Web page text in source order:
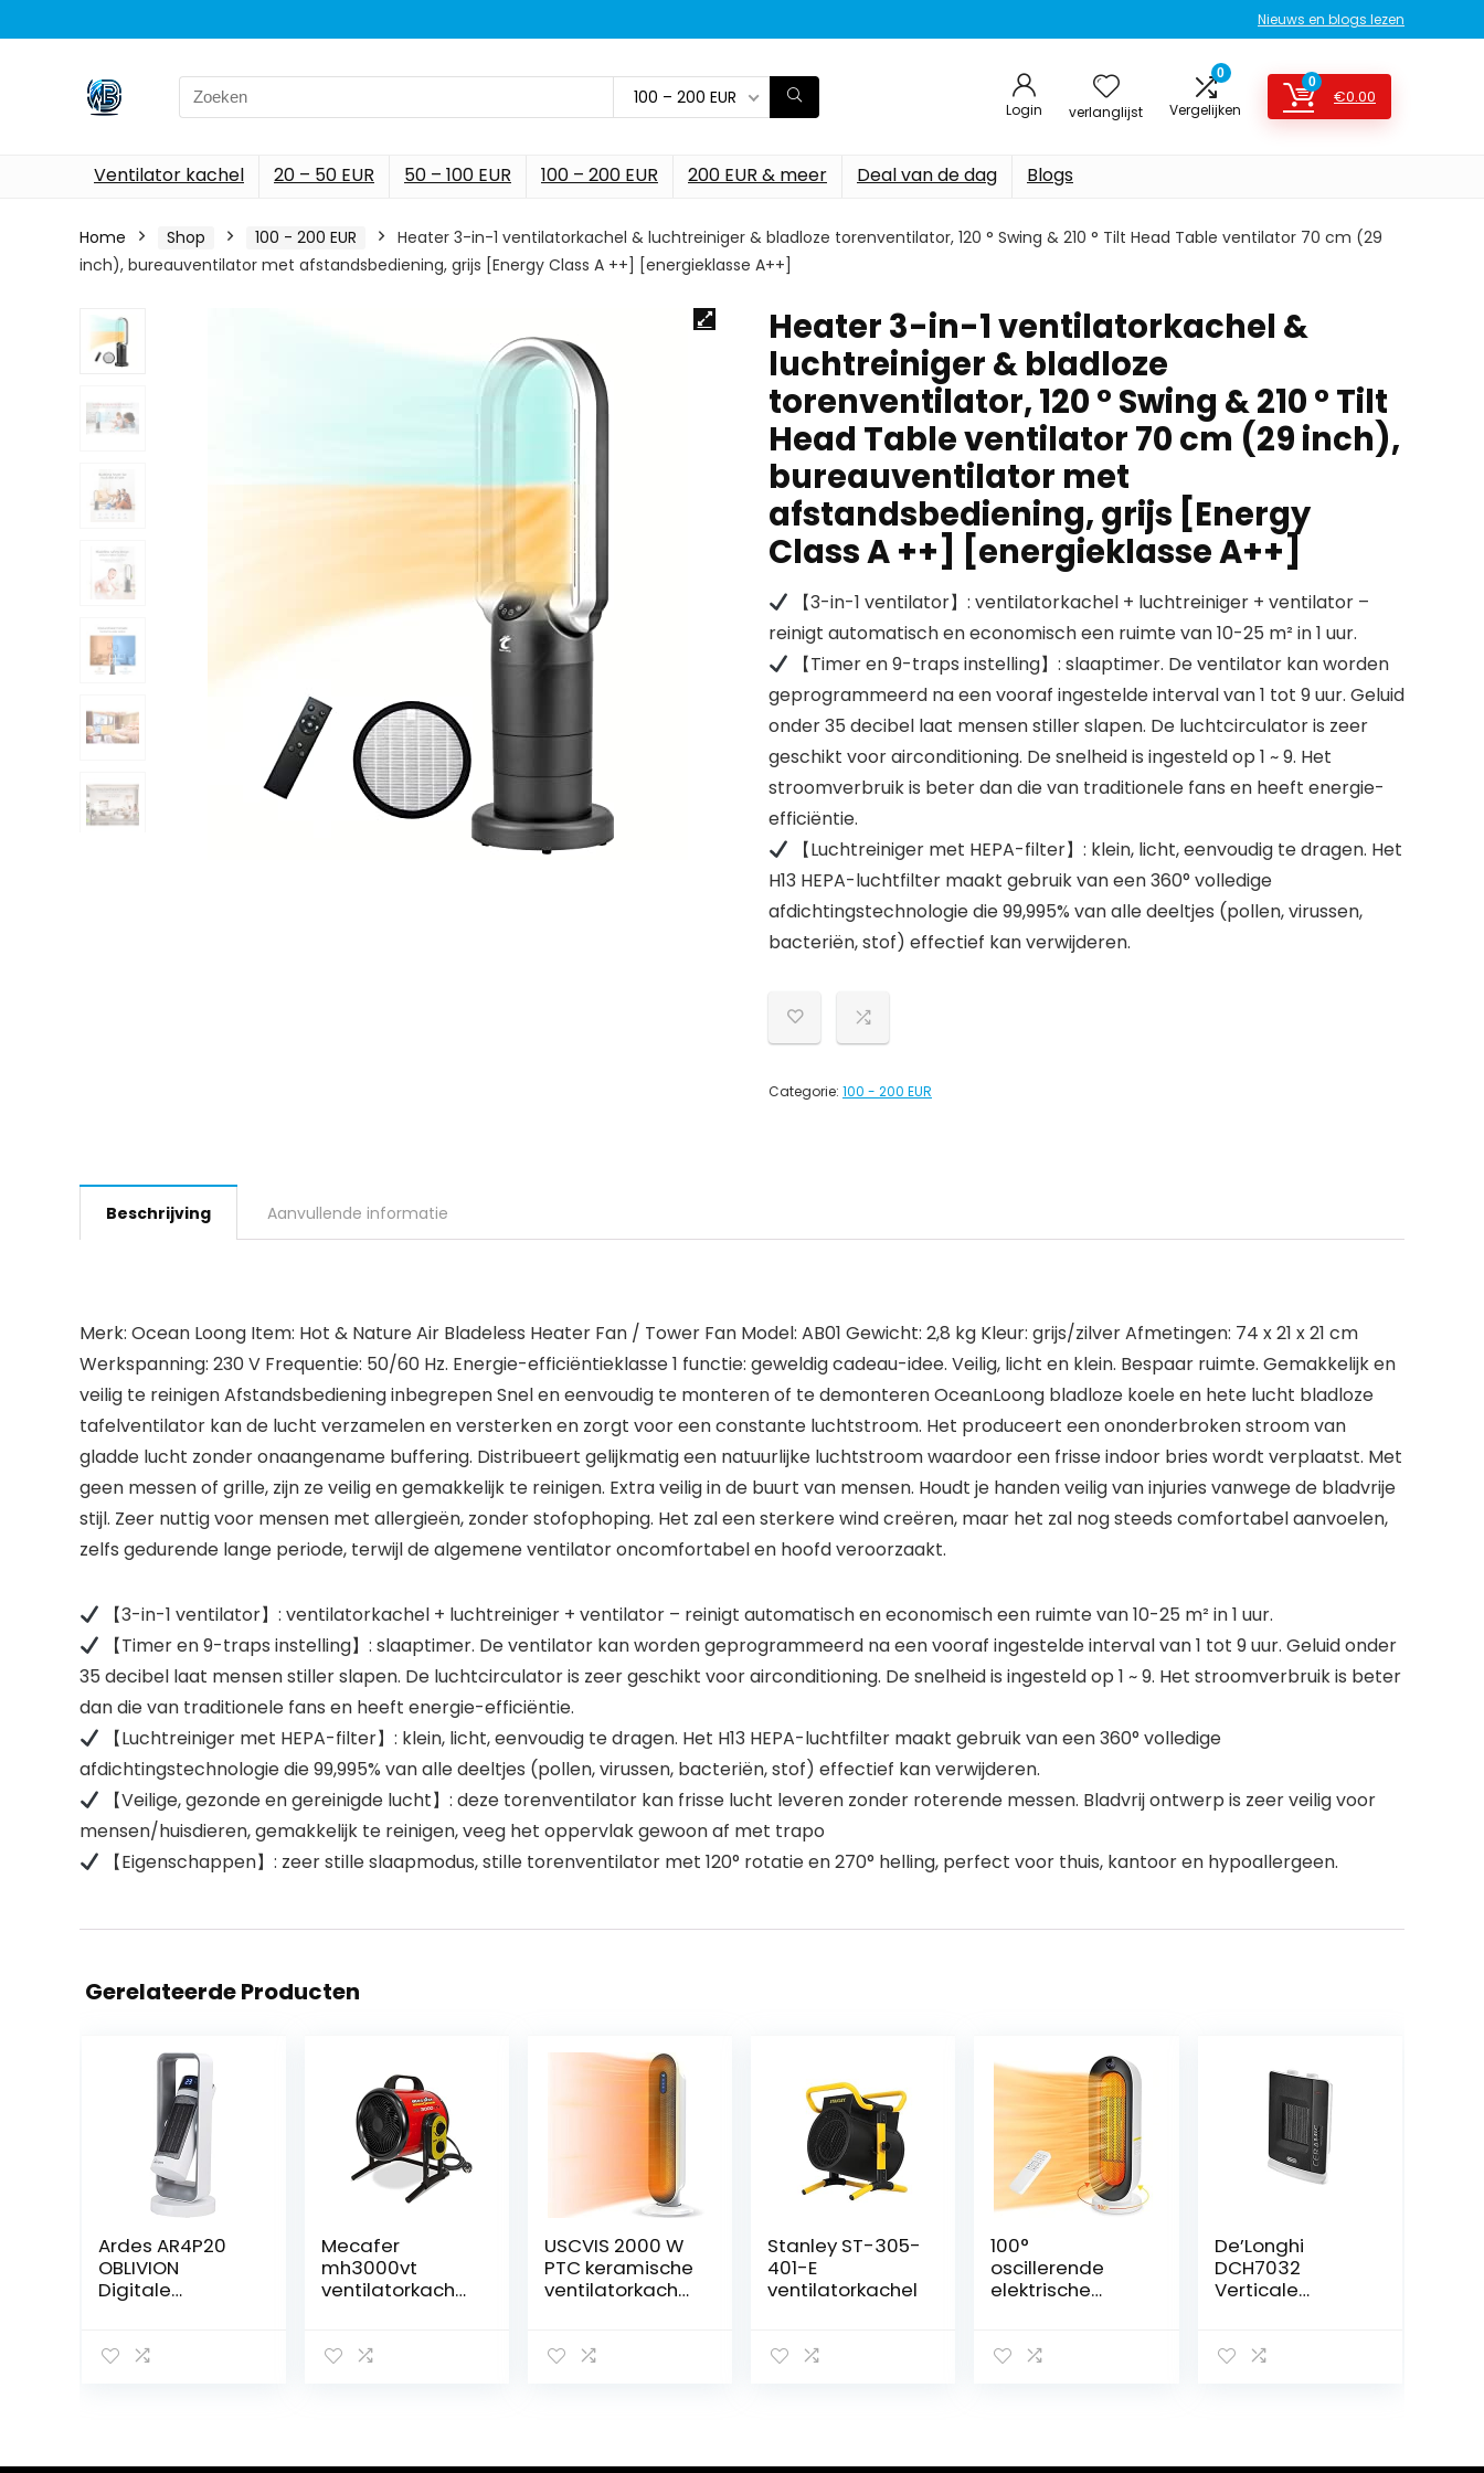
Nieuws en blogs lezen
Search
for:
100 – 200 EUR
Login verlanglijst
0
Vergelijken
0
€0.00
Ventilator kachel 20 – 50 EUR 50 – 100 EUR 100 – 200 EUR 200 EUR & meer Deal van de dag Blogs
Home Shop 100 - 200 EUR
Heater 3-in-1 ventilatorkachel & luchtreiniger & bladloze torenventilator, 120 ° Swing & 210 ° Tilt Head Table ventilator 70 cm (29
inch), bureauventilator met afstandsbediening, grijs [Energy Class A ++] [energieklasse A++]
Heater 3-in-1 ventilatorkachel &
luchtreiniger & bladloze
torenventilator, 120 ° Swing & 210 ° Tilt
Head Table ventilator 70 cm (29 inch),
bureauventilator met
afstandsbediening, grijs [Energy
Class A ++] [energieklasse A++]
【3-in-1 ventilator】: ventilatorkachel + luchtreiniger + ventilator –
reinigt automatisch en economisch een ruimte van 10-25 m² in 1 uur.
【Timer en 9-traps instelling】: slaaptimer. De ventilator kan worden
geprogrammeerd na een vooraf ingestelde interval van 1 tot 9 uur. Geluid
onder 35 decibel laat mensen stiller slapen. De luchtcirculator is zeer
geschikt voor airconditioning. De snelheid is ingesteld op 1 ~ 9. Het
stroomverbruik is beter dan die van traditionele fans en heeft energie-
efficiëntie.
【Luchtreiniger met HEPA-filter】: klein, licht, eenvoudig te dragen. Het
H13 HEPA-luchtfilter maakt gebruik van een 360° volledige
afdichtingstechnologie die 99,995% van alle deeltjes (pollen, virussen,
bacteriën, stof) effectief kan verwijderen.
Categorie: 100 - 200 EUR
Beschrijving Aanvullende informatie
Merk: Ocean Loong Item: Hot & Nature Air Bladeless Heater Fan / Tower Fan Model: AB01 Gewicht: 2,8 kg Kleur: grijs/zilver Afmetingen: 74 x 21 x 21 cm
Werkspanning: 230 V Frequentie: 50/60 Hz. Energie-efficiëntieklasse 1 functie: geweldig cadeau-idee. Veilig, licht en klein. Bespaar ruimte. Gemakkelijk en
veilig te reinigen Afstandsbediening inbegrepen Snel en eenvoudig te monteren of te demonteren OceanLoong bladloze koele en hete lucht bladloze
tafelventilator kan de lucht verzamelen en versterken en zorgt voor een constante luchtstroom. Het produceert een ononderbroken stroom van
gladde lucht zonder onaangename buffering. Distribueert gelijkmatig een natuurlijke luchtstroom waardoor een frisse indoor bries wordt verplaatst. Met
geen messen of grille, zijn ze veilig en gemakkelijk te reinigen. Extra veilig in de buurt van mensen. Houdt je handen veilig van injuries vanwege de bladvrije
stijl. Zeer nuttig voor mensen met allergieën, zonder stofophoping. Het zal een sterkere wind creëren, maar het zal nog steeds comfortabel aanvoelen,
zelfs gedurende lange periode, terwijl de algemene ventilator oncomfortabel en hoofd veroorzaakt.
【3-in-1 ventilator】: ventilatorkachel + luchtreiniger + ventilator – reinigt automatisch en economisch een ruimte van 10-25 m² in 1 uur.
【Timer en 9-traps instelling】: slaaptimer. De ventilator kan worden geprogrammeerd na een vooraf ingestelde interval van 1 tot 9 uur. Geluid onder
35 decibel laat mensen stiller slapen. De luchtcirculator is zeer geschikt voor airconditioning. De snelheid is ingesteld op 1 ~ 9. Het stroomverbruik is beter
dan die van traditionele fans en heeft energie-efficiëntie.
【Luchtreiniger met HEPA-filter】: klein, licht, eenvoudig te dragen. Het H13 HEPA-luchtfilter maakt gebruik van een 360° volledige
afdichtingstechnologie die 99,995% van alle deeltjes (pollen, virussen, bacteriën, stof) effectief kan verwijderen.
【Veilige, gezonde en gereinigde lucht】: deze torenventilator kan frisse lucht leveren zonder roterende messen. Bladvrij ontwerp is zeer veilig voor
mensen/huisdieren, gemakkelijk te reinigen, veeg het oppervlak gewoon af met trapo
【Eigenschappen】: zeer stille slaapmodus, stille torenventilator met 120° rotatie en 270° helling, perfect voor thuis, kantoor en hypoallergeen.
Gerelateerde Producten
Ardes AR4P20
OBLIVION
Digitale
automatische
lcd-touch-
Mecafer
mh3000vt
ventilatorkachel,
USCVIS 2000 W
PTC keramische
ventilatorkachel,
afstandsbedien
instelbaar, 0-24
Stanley ST-305-
401-E
ventilatorkachel
100°
oscillerende
elektrische
en
De’Longhi
DCH7032
Verticale
met 3 standen,